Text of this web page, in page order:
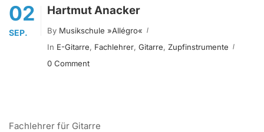
02
SEP.
Hartmut Anacker
By Musikschule »allégro«
In E-Gitarre, Fachlehrer, Gitarre, Zupfinstrumente
0 Comment
Fachlehrer für Gitarre